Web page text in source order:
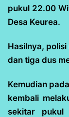
pukul 22.00
Desa Keurea.
Hasilnya,
dan tiga dus
Kemudian
kembali
sekitar